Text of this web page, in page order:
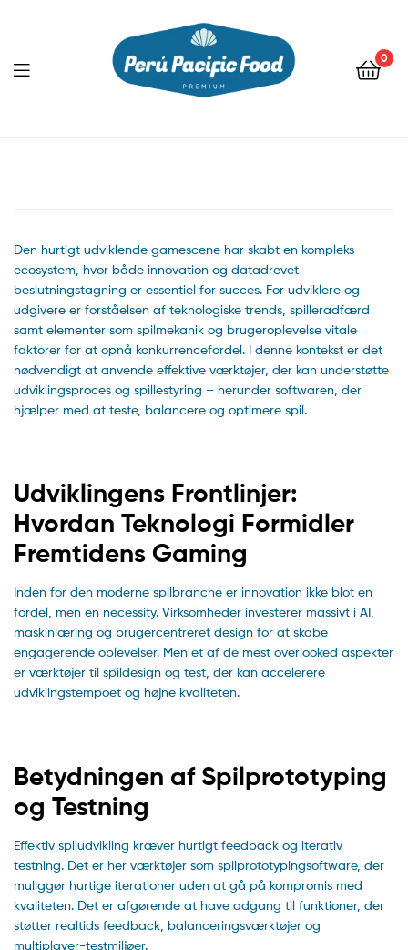
0
Menu
Den hurtigt udviklende gamescene har skabt en kompleks
ecosystem, hvor både innovation og datadrevet
beslutningstagning er essentiel for succes. For udviklere og
udgivere er forståelsen af teknologiske trends, spilleradfærd
samt elementer som spilmekanik og brugeroplevelse vitale
faktorer for at opnå konkurrencefordel. I denne kontekst er det
nødvendigt at anvende effektive værktøjer, der kan understøtte
udviklingsproces og spillestyring – herunder softwaren, der
hjælper med at teste, balancere og optimere spil.
Udviklingens Frontlinjer:
Hvordan Teknologi Formidler
Fremtidens Gaming
Inden for den moderne spilbranche er innovation ikke blot en
fordel, men en necessity. Virksomheder investerer massivt i AI,
maskinlæring og brugercentreret design for at skabe
engagerende oplevelser. Men et af de mest overlooked aspekter
er værktøjer til spildesign og test, der kan accelerere
udviklingstempoet og højne kvaliteten.
Betydningen af Spilprototyping
og Testning
Effektiv spiludvikling kræver hurtigt feedback og iterativ
testning. Det er her værktøjer som spilprototypingsoftware, der
muliggør hurtige iterationer uden at gå på kompromis med
kvaliteten. Det er afgørende at have adgang til funktioner, der
støtter realtids feedback, balanceringsværktøjer og
multiplayer-testmiljøer.